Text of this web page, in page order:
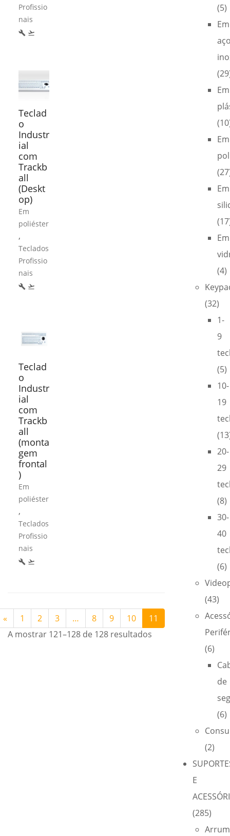
Profissio
nais
build flight_takeoff
Teclad
o
Industr
ial
com
Trackb
all
(Deskt
op)
Em
poliéster
,
Teclados
Profissio
nais
build flight_takeoff
Teclad
o
Industr
ial
com
Trackb
all
(monta
gem
frontal
)
Em
poliéster
,
Teclados
Profissio
nais
build flight_takeoff
« 1 2 3 … 8 9 10
11
A mostrar 121–128 de 128 resultados
(5)
Em
Em
Em
Em
Em
(4)
(32)
1-
9
(5)
10-
19
20-
29
(8)
30-
40
(6)
(43)
(6)
de
(6)
(2)
E
(285)